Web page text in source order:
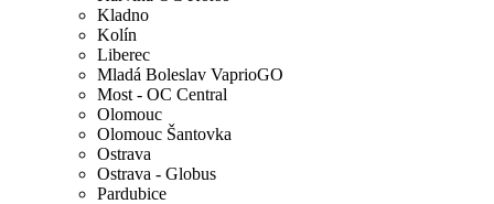
Kladno
Kolín
Liberec
Mladá Boleslav VaprioGO
Most - OC Central
Olomouc
Olomouc Šantovka
Ostrava
Ostrava - Globus
Pardubice